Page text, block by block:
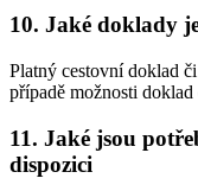
10. Jaké doklady
Platný cestovní doklad
případě možnosti doklad
11. Jaké jsou
dispozici